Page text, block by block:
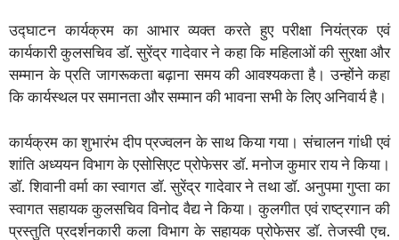
उद्घाटन कार्यक्रम का आभार व्यक्त करते हुए परीक्षा नियंत्रक एवं
कार्यकारी कुलसचिव डॉ. सुरेंद्र गादेवार ने कहा कि महिलाओं की सुरक्षा और
सम्मान के प्रति जागरूकता बढ़ाना समय की आवश्यकता है। उन्होंने कहा
कि कार्यस्थल पर समानता और सम्मान की भावना सभी के लिए अनिवार्य है।
कार्यक्रम का शुभारंभ दीप प्रज्वलन के साथ किया गया। संचालन गांधी एवं
शांति अध्ययन विभाग के एसोसिएट प्रोफेसर डॉ. मनोज कुमार राय ने किया।
डॉ. शिवानी वर्मा का स्वागत डॉ. सुरेंद्र गादेवार ने तथा डॉ. अनुपमा गुप्ता का
स्वागत सहायक कुलसचिव विनोद वैद्य ने किया। कुलगीत एवं राष्ट्रगान की
प्रस्तुति प्रदर्शनकारी कला विभाग के सहायक प्रोफेसर डॉ. तेजस्वी एच.